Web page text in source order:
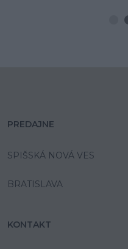
PREDAJNE
SPIŠSKÁ NOVÁ VES
BRATISLAVA
KONTAKT